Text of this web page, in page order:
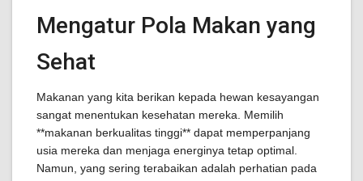
Mengatur Pola Makan yang
Sehat
Makanan yang kita berikan kepada hewan kesayangan
sangat menentukan kesehatan mereka. Memilih
**makanan berkualitas tinggi** dapat memperpanjang
usia mereka dan menjaga energinya tetap optimal.
Namun, yang sering terabaikan adalah perhatian pada